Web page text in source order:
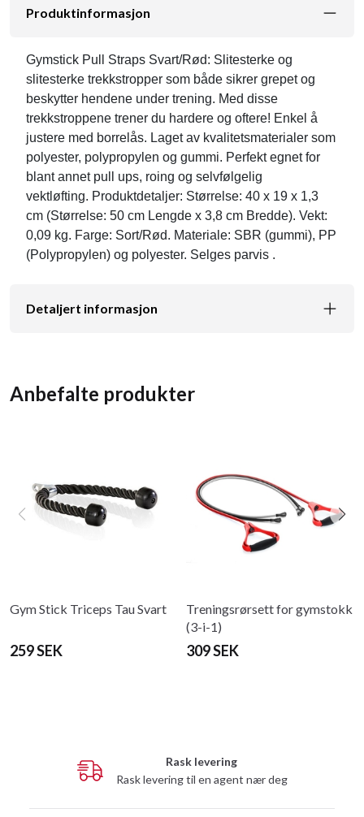
Produktinformasjon
Gymstick Pull Straps Svart/Rød: Slitesterke og
slitesterke trekkstropper som både sikrer grepet og
beskytter hendene under trening. Med disse
trekkstroppene trener du hardere og oftere! Enkel å
justere med borrelås. Laget av kvalitetsmaterialer som
polyester, polypropylen og gummi. Perfekt egnet for
blant annet pull ups, roing og selvfølgelig
vektløfting. Produktdetaljer: Størrelse: 40 x 19 x 1,3
cm (Størrelse: 50 cm Lengde x 3,8 cm Bredde). Vekt:
0,09 kg. Farge: Sort/Rød. Materiale: SBR (gummi), PP
(Polypropylen) og polyester. Selges parvis .
Detaljert informasjon
Anbefalte produkter
Gym Stick Triceps Tau Svart
259 SEK
Treningsrørsett for gymstokk
(3-i-1)
309 SEK
Rask levering
Rask levering til en agent nær deg